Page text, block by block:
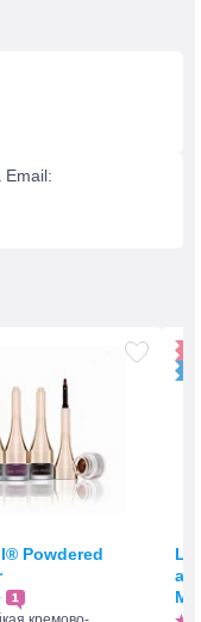
Powdered
1